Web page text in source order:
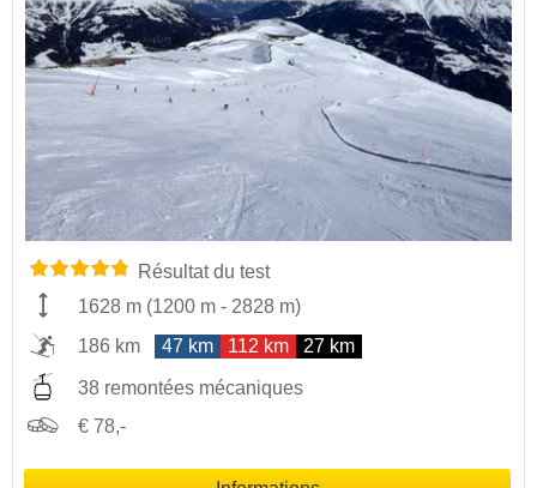
Résultat du test
1628 m (1200 m - 2828 m)
186 km
47 km 112 km 27 km
38 remontées mécaniques
€ 78,-